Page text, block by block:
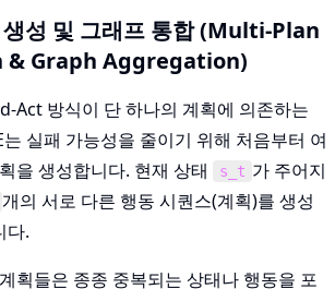
생성 및 그래프 통합 (Multi-Plan
& Graph Aggregation)
Act 방식이 단 하나의 계획에 의존하는
는 실패 가능성을 줄이기 위해 처음부터 여
을 생성합니다. 현재 상태
s_t 가 주어지
개의 서로 다른 행동 시퀀스(계획)를 생성
다.
획들은 종종 중복되는 상태나 행동을 포